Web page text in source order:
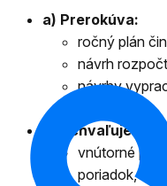
a) Prerokúva:
ročný plán
návrh
návrhy
b) Schvaľuje:
vnútorné
poriadok,